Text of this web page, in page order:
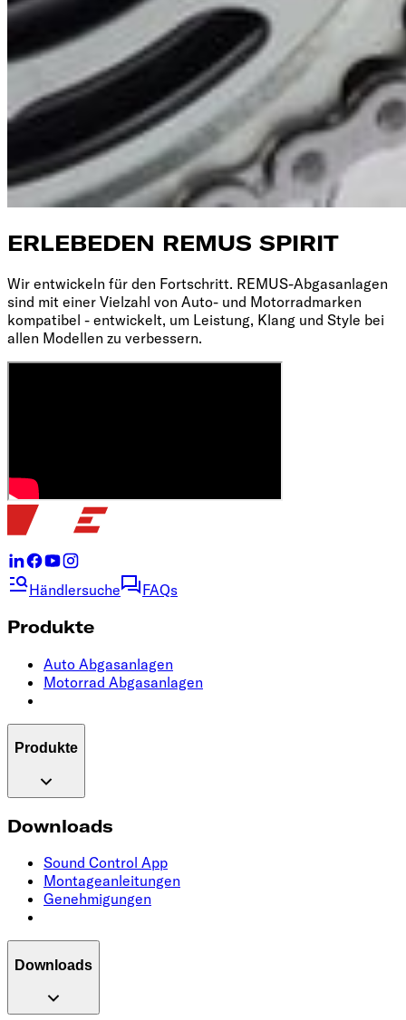
ERLEBEDEN REMUS SPIRIT
Wir entwickeln für den Fortschritt. REMUS-Abgasanlagen
sind mit einer Vielzahl von Auto- und Motorradmarken
kompatibel - entwickelt, um Leistung, Klang und Style bei
allen Modellen zu verbessern.
Händlersuche FAQs
Produkte
Auto Abgasanlagen
Motorrad Abgasanlagen
Produkte
Downloads
Sound Control App
Montageanleitungen
Genehmigungen
Downloads